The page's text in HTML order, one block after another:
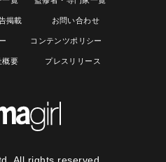
掲載 お問い合わせ
コンテンツポリシー
概要 プレスリリース
All rights reserved.